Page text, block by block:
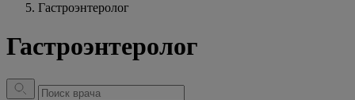
Гастроэнтеролог
Гастроэнтеролог